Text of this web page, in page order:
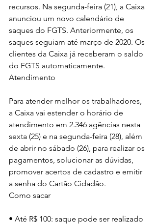
recursos. Na segunda-feira (21), a Caixa
anunciou um novo calendário de
saques do FGTS. Anteriormente, os
saques seguiam até março de 2020. Os
clientes da Caixa já receberam o saldo
do FGTS automaticamente.
Atendimento
Para atender melhor os trabalhadores,
a Caixa vai estender o horário de
atendimento em 2.346 agências nesta
sexta (25) e na segunda-feira (28), além
de abrir no sábado (26), para realizar os
pagamentos, solucionar as dúvidas,
promover acertos de cadastro e emitir
a senha do Cartão Cidadão.
Como sacar
• Até R$ 100: saque pode ser realizado